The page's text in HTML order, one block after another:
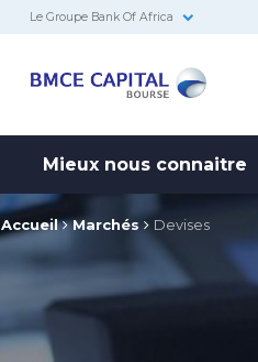
Le Groupe Bank Of Africa
Mieux nous connaitre
Accueil Marchés Devises